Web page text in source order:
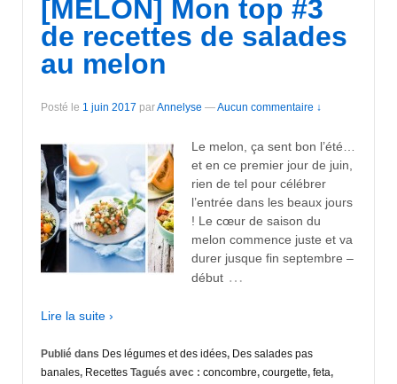
[MELON] Mon top #3
de recettes de salades
au melon
Posté le 1 juin 2017 parAnnelyse —Aucun commentaire ↓
Le melon, ça sent bon l’été…
et en ce premier jour de juin,
rien de tel pour célébrer
l’entrée dans les beaux jours
! Le cœur de saison du
melon commence juste et va
durer jusque fin septembre –
début …
Lire la suite ›
Publié dans Des légumes et des idées, Des salades pas
banales, Recettes Tagués avec : concombre, courgette, feta,